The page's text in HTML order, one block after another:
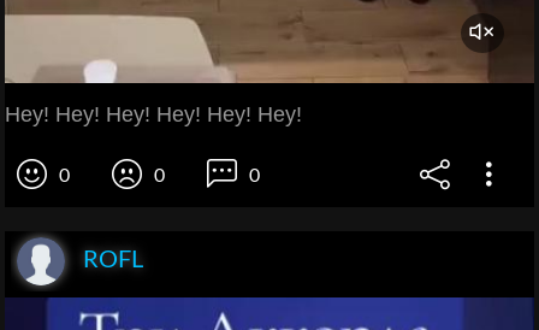
Hey! Hey! Hey! Hey! Hey! Hey!
0 0 0
ROFL